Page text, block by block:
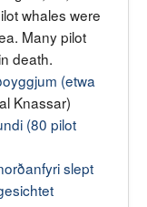
whales were
Many pilot
death.
(etwa
Knassar)
(80 pilot
slept